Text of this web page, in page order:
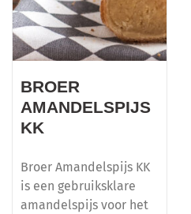
BROER
AMANDELSPIJS
KK
Broer Amandelspijs KK
is een gebruiksklare
amandelspijs voor het